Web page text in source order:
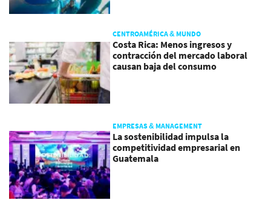
CENTROAMÉRICA & MUNDO
Costa Rica: Menos ingresos y
contracción del mercado laboral
causan baja del consumo
EMPRESAS & MANAGEMENT
La sostenibilidad impulsa la
competitividad empresarial en
Guatemala